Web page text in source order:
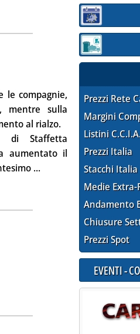
per martedì'
le compagnie,
mentre sulla
al rialzo.
di Staffetta
aumentato il
...Leggi tutta la notizia:
Rilevazione del 26 maggio
giovedì 29 maggio 2014 alle 16.50.
Sezione:
Sezione:
Prezzi Rete
Margini
Listini
Prezzi Italia
Stacchi Italia
Medie Extra-
Andamento
Chiusure
Prezzi Spot
EVENTI -